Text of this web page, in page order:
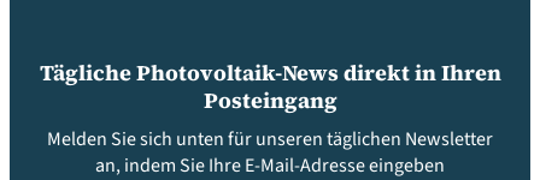
Tägliche Photovoltaik-News direkt in Ihren
Posteingang
Melden Sie sich unten für unseren täglichen Newsletter
an, indem Sie Ihre E-Mail-Adresse eingeben